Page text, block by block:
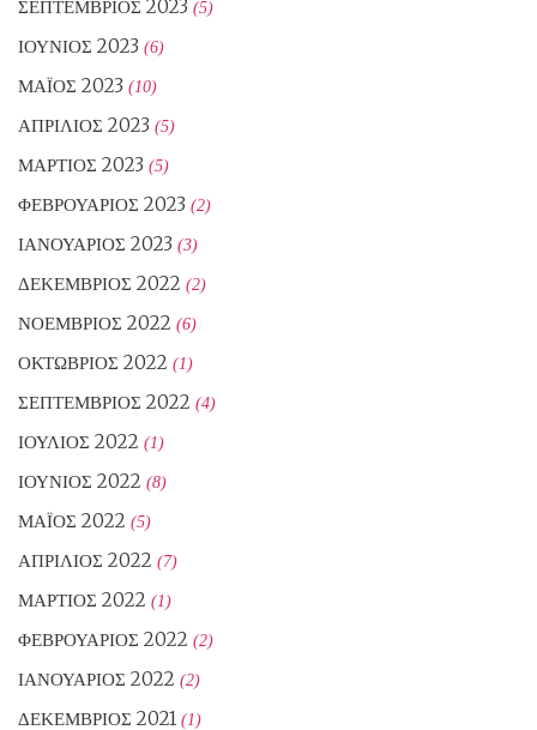
ΣΕΠΤΈΜΒΡΙΟΣ 2023 (5)
ΙΟΎΝΙΟΣ 2023 (6)
ΜΆΙΟΣ 2023 (10)
ΑΠΡΊΛΙΟΣ 2023 (5)
ΜΆΡΤΙΟΣ 2023 (5)
ΦΕΒΡΟΥΆΡΙΟΣ 2023 (2)
ΙΑΝΟΥΆΡΙΟΣ 2023 (3)
ΔΕΚΈΜΒΡΙΟΣ 2022 (2)
ΝΟΈΜΒΡΙΟΣ 2022 (6)
ΟΚΤΏΒΡΙΟΣ 2022 (1)
ΣΕΠΤΈΜΒΡΙΟΣ 2022 (4)
ΙΟΎΛΙΟΣ 2022 (1)
ΙΟΎΝΙΟΣ 2022 (8)
ΜΆΙΟΣ 2022 (5)
ΑΠΡΊΛΙΟΣ 2022 (7)
ΜΆΡΤΙΟΣ 2022 (1)
ΦΕΒΡΟΥΆΡΙΟΣ 2022 (2)
ΙΑΝΟΥΆΡΙΟΣ 2022 (2)
ΔΕΚΈΜΒΡΙΟΣ 2021 (1)